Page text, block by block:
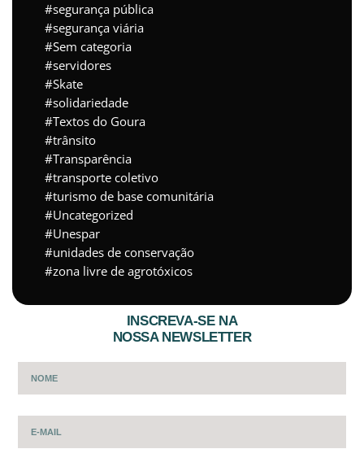
segurança pública
segurança viária
Sem categoria
servidores
Skate
solidariedade
Textos do Goura
trânsito
Transparência
transporte coletivo
turismo de base comunitária
Uncategorized
Unespar
unidades de conservação
zona livre de agrotóxicos
INSCREVA-SE NA
NOSSA NEWSLETTER